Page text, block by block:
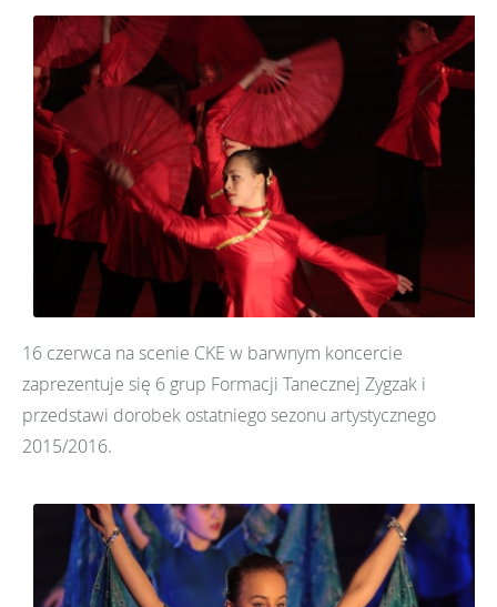
16 czerwca na scenie CKE w barwnym koncercie
zaprezentuje się 6 grup Formacji Tanecznej Zygzak i
przedstawi dorobek ostatniego sezonu artystycznego
2015/2016.